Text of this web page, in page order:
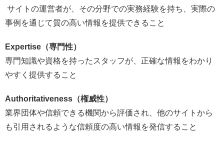
サイトの運営者が、その分野での実務経験を持ち、実際の
事例を通じて質の高い情報を提供できること
Expertise（専門性）
専門知識や資格を持ったスタッフが、正確な情報をわかり
やすく提供すること
Authoritativeness（権威性）
業界団体や信頼できる機関から評価され、他のサイトから
も引用されるような信頼度の高い情報を発信すること